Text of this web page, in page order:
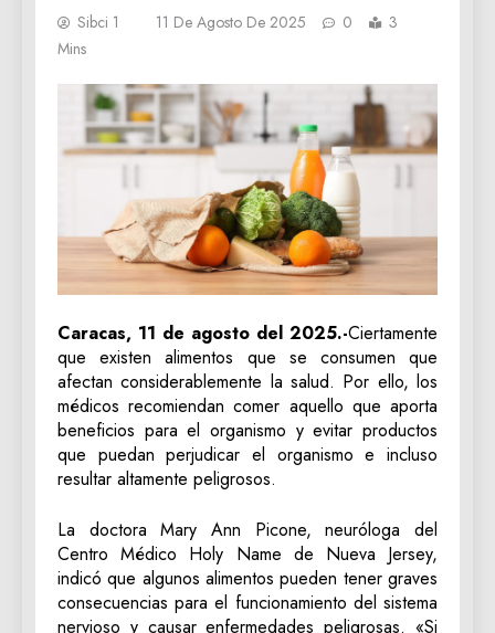
Sibci 1 11 De Agosto De 2025 0
3
Mins
Caracas, 11 de agosto del 2025.-Ciertamente
que existen alimentos que se consumen que
afectan considerablemente la salud. Por ello, los
médicos recomiendan comer aquello que aporta
beneficios para el organismo y evitar productos
que puedan perjudicar el organismo e incluso
resultar altamente peligrosos.
La doctora Mary Ann Picone, neuróloga del
Centro Médico Holy Name de Nueva Jersey,
indicó que algunos alimentos pueden tener graves
consecuencias para el funcionamiento del sistema
nervioso y causar enfermedades peligrosas. «Si